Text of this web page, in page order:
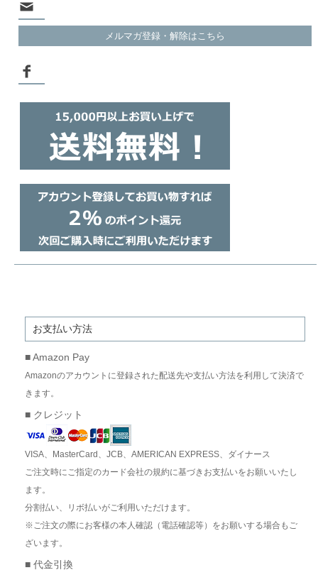
メルマガ登録・解除はこちら
お支払い方法
■ Amazon Pay
Amazonのアカウントに登録された配送先や支払い方法を利用して決済で
きます。
■ クレジット
VISA、MasterCard、JCB、AMERICAN EXPRESS、ダイナース
ご注文時にご指定のカード会社の規約に基づきお支払いをお願いいたし
ます。
分割払い、リボ払いがご利用いただけます。
※ご注文の際にお客様の本人確認（電話確認等）をお願いする場合もご
ざいます。
■ 代金引換